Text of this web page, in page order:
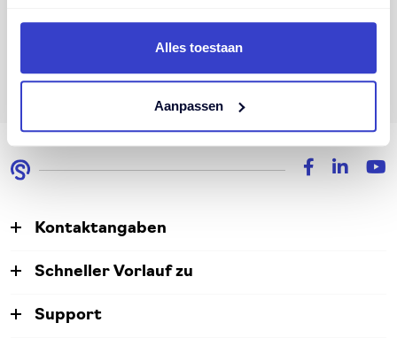
Alles toestaan
Aanpassen
Kontaktangaben
Schneller Vorlauf zu
Support